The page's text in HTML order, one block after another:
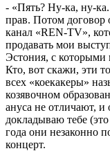
- «Пять? Ну-ка, ну-
прав. Потом договор
канал «REN-TV»,
продавать мои
Эстония, с которыми
Кто, вот скажи, эти
всех «коекакеры»
козявочном
ануса не отличают, и
докладываю тебе
года они незаконно
концерт.